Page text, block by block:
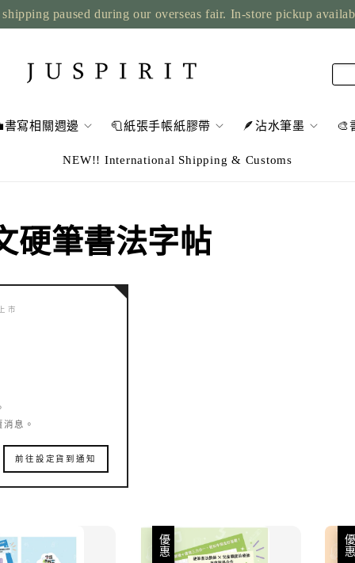
paused during our overseas fair. In-store pickup
書寫相關週邊 🧻紙張手帳紙膠帶 🪶沾水筆墨 🎨
NEW!! International Shipping & Customs
硬筆書法字帖
市
息。
前往設定貨到通知
優惠 優惠